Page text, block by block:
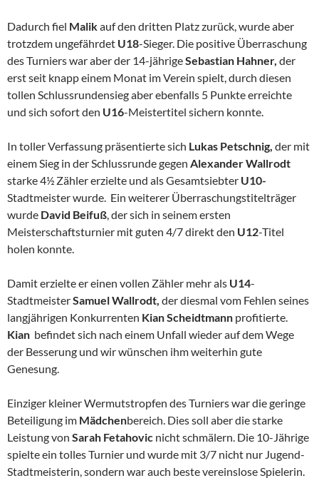
Dadurch fiel Malikauf den dritten Platz zurück, wurde aber
trotzdem ungefährdet U18-Sieger. Die positive Überraschung
des Turniers war aber der 14-jährigeSebastian Hahner, der
erst seit knapp einem Monat im Verein spielt, durch diesen
tollen Schlussrundensieg aber ebenfalls 5 Punkte erreichte
und sich sofort den U16-Meistertitel sichern konnte.
In toller Verfassung präsentierte sich Lukas Petschnig, der mit
einem Sieg in der Schlussrunde gegen Alexander Wallrodt
starke 4½ Zähler erzielte und als Gesamtsiebter U10-
Stadtmeister wurde. Ein weiterer Überraschungstitelträger
wurde David Beifuß, der sich in seinem ersten
Meisterschaftsturnier mit guten 4/7 direkt den U12-Titel
holen konnte.
Damit erzielte er einen vollen Zähler mehr als U14-
StadtmeisterSamuel Wallrodt, der diesmal vom Fehlen seines
langjährigen Konkurrenten Kian Scheidtmann profitierte.
Kian befindet sich nach einem Unfall wieder auf dem Wege
der Besserung und wir wünschen ihm weiterhin gute
Genesung.
Einziger kleiner Wermutstropfen des Turniers war die geringe
Beteiligung im Mädchenbereich. Dies soll aber die starke
Leistung von Sarah Fetahovic nicht schmälern. Die 10-Jährige
spielte ein tolles Turnier und wurde mit 3/7 nicht nur Jugend-
Stadtmeisterin, sondern war auch beste vereinslose Spielerin.